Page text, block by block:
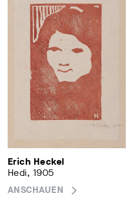
Erich Heckel
Hedi, 1905
ANSCHAUEN